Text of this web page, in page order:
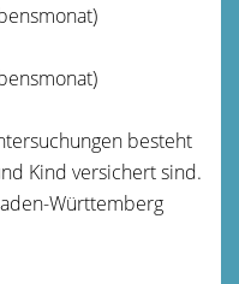
besteht
Kind versichert sind.
Württemberg